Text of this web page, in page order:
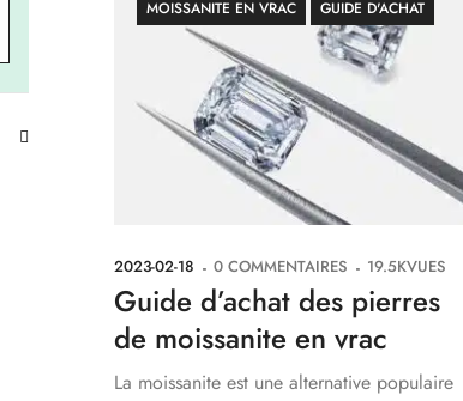
MOISSANITE EN VRAC GUIDE D'ACHAT
2023-02-18 0 COMMENTAIRES 19.5KVUES
Guide d’achat des pierres
de moissanite en vrac
La moissanite est une alternative populaire